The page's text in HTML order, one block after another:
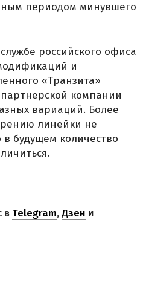
периодом минувшего
российского офиса
и
«Транзита»
компании
вариаций. Более
линейки не
в будущем количество
в Telegram,Дзен и